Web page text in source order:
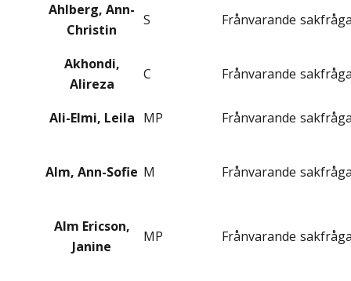
Ahlberg, Ann-
Christin
S Frånvarande
Akhondi,
Alireza
C Frånvarande
Ali-Elmi, Leila MP Frånvarande
Alm, Ann-Sofie M Frånvarande
Alm Ericson,
Janine
MP Frånvarande